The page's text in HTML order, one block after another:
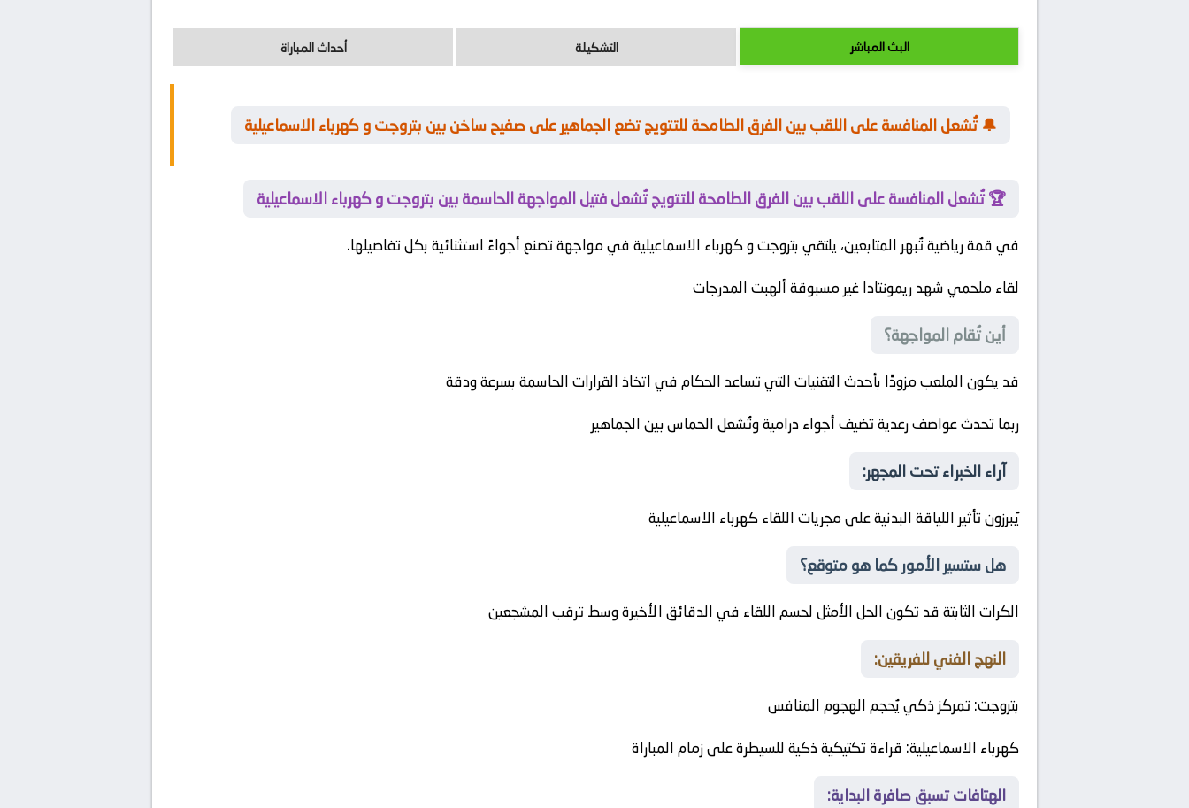
البث المباشر التشكيلة أحداث المباراة
🔔 تُشعل المنافسة على اللقب بين الفرق الطامحة للتتويج تضع الجماهير على صفيح ساخن بين بتروجت و كهرباء الاسماعيلية
🏆 تُشعل المنافسة على اللقب بين الفرق الطامحة للتتويج تُشعل فتيل المواجهة الحاسمة بين بتروجت و كهرباء الاسماعيلية
في قمة رياضية تُبهر المتابعين، يلتقيبتروجتوكهرباء الاسماعيليةفي مواجهة تصنع أجواءً استثنائية بكل تفاصيلها.
لقاء ملحمي شهد ريمونتادا غير مسبوقة ألهبت المدرجات
أين تُقام المواجهة؟
قد يكون الملعب مزودًا بأحدث التقنيات التي تساعد الحكام في اتخاذ القرارات الحاسمة بسرعة ودقة
ربما تحدث عواصف رعدية تضيف أجواء درامية وتُشعل الحماس بين الجماهير
آراء الخبراء تحت المجهر:
يُبرزون تأثير اللياقة البدنية على مجريات اللقاءكهرباء الاسماعيلية
هل ستسير الأمور كما هو متوقع؟
الكرات الثابتة قد تكون الحل الأمثل لحسم اللقاء في الدقائق الأخيرة وسط ترقب المشجعين
النهج الفني للفريقين:
بتروجت: تمركز ذكي يُحجم الهجوم المنافس
كهرباء الاسماعيلية: قراءة تكتيكية ذكية للسيطرة على زمام المباراة
الهتافات تسبق صافرة البداية: